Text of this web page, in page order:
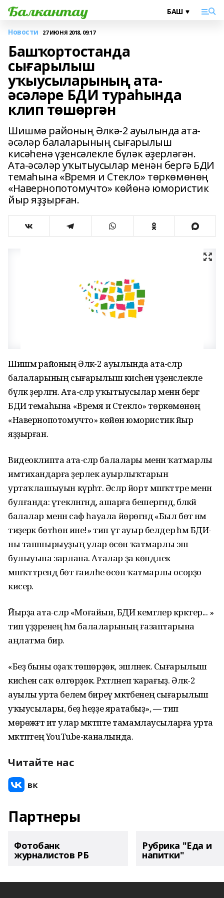
Новости 27 ИЮНЯ 2018, 09:17
Башҡортостанда
сығарылыш
уҡыусыларының ата-
әсәләре БДИ тураһында
клип төшөргән
Шишмә районың Әлкә-2 ауылында ата-
әсәләр балаларының сығарылыш
кисәһенә үҙенсәлекле бүләк әҙерләгән.
Ата-әсәләр уҡытыусылар менән бергә БДИ
темаһына «Время и Стекло» төркөмөнөң
«Навернопотомучто» көйөнә юмористик
йыр яҙҙырған.
Шишмә районың Әлкә-2 ауылында ата-әсәләр
балаларының сығарылыш кисәһенә үҙенсәлекле
бүләк әҙерләгән. Ата-әсәләр уҡытыусылар менән бергә
БДИ темаһына «Время и Стекло» төркөмөнөң
«Навернопотомучто» көйөнә юмористик йыр
яҙҙырған.
Видеоклипта ата-әсәләр балалары менән ҡатмарлы
имтихандарға әҙерлек ауырлыҡтарын
уртаҡлашыуын күрһәтә. Әсәләр йорт мәшәҡәттәре менән
булғанда: үтекләнгәндә, ашарға бешергәндә, бәләкәй
балалар менән саф һауала йөрөгәндә «Был бөтә нәмә
тиҙерәк бөтһөн ине!» тип үтә ауыр белдерә һәм БДИ-
ны тапшырыуҙың улар өсөн ҡатмарлы эш
булыуына зарлана. Аталар ҙа көндәлек
мәшәҡәттәрендә бөтә ғаиләһе өсөн ҡатмарлы осорҙо
кисерә.
Йырҙа ата-әсәләр «Моғайын, БДИ кемгәлер кәрәктер... »
тип үҙҙәренең һәм балаларының ғазаптарына
аңлатма бирә.
«Беҙ быны оҙаҡ төшөрҙөк, эшләнек. Сығарылыш
кисәһенә саҡ өлгөрҙөк. Рәхәтләнеп ҡарағыҙ. Әлкә-2
ауылы урта белем биреү мәктәбенең сығарылыш
уҡыусылары, беҙ һеҙҙе яратабыҙ», — тип
мөрөжәғәт итә улар мәктәпте тамамлаусыларға урта
мәктәптең YouTube-каналында.
Читайте нас
Партнеры
Фотобанк
журналистов РБ
Рубрика "Еда и
напитки"